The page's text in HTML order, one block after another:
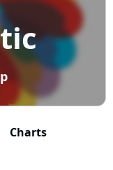
Charts